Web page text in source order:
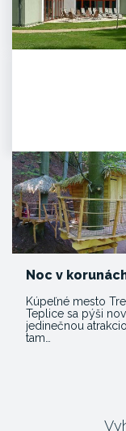
Noc v
Kúpeľné mesto
Teplice sa pýši
jedinečnou
tam…